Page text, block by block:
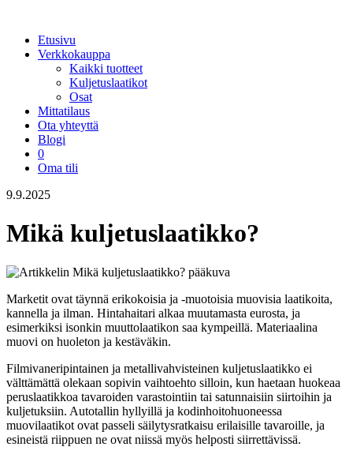
Etusivu
Verkkokauppa
Kaikki tuotteet
Kuljetuslaatikot
Osat
Mittatilaus
Ota yhteyttä
Blogi
0
Oma tili
9.9.2025
Mikä kuljetuslaatikko?
Marketit ovat täynnä erikokoisia ja -muotoisia muovisia laatikoita,
kannella ja ilman. Hintahaitari alkaa muutamasta eurosta, ja
esimerkiksi isonkin muuttolaatikon saa kympeillä. Materiaalina
muovi on huoleton ja kestäväkin.
Filmivaneripintainen ja metallivahvisteinen kuljetuslaatikko ei
välttämättä olekaan sopivin vaihtoehto silloin, kun haetaan huokeaa
peruslaatikkoa tavaroiden varastointiin tai satunnaisiin siirtoihin ja
kuljetuksiin. Autotallin hyllyillä ja kodinhoitohuoneessa
muovilaatikot ovat passeli säilytysratkaisu erilaisille tavaroille, ja
esineistä riippuen ne ovat niissä myös helposti siirrettävissä.